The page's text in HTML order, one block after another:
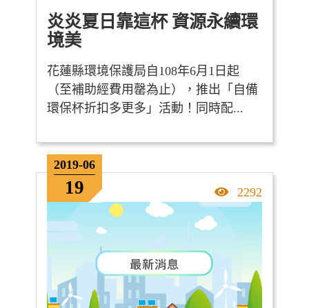
炎炎夏日靠這杯 資源永續環
境美
花蓮縣環境保護局自108年6月1日起
（至補助經費用罄為止），推出「自備
環保杯折扣多更多」活動！同時配...
2019-06
19 點擊率
2292